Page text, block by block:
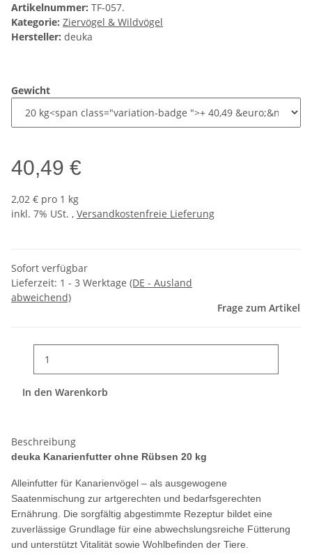
Artikelnummer: TF-057.
Kategorie: Ziervögel & Wildvögel
Hersteller: deuka
Gewicht
40,49 €
2,02 € pro 1 kg
inkl. 7% USt. , Versandkostenfreie Lieferung
Sofort verfügbar
Lieferzeit: 1 - 3 Werktage (DE - Ausland
abweichend)
Frage zum Artikel
In den Warenkorb
Beschreibung
deuka Kanarienfutter ohne Rübsen 20 kg
Alleinfutter für Kanarienvögel – als ausgewogene
Saatenmischung zur artgerechten und bedarfsgerechten
Ernährung. Die sorgfältig abgestimmte Rezeptur bildet eine
zuverlässige Grundlage für eine abwechslungsreiche Fütterung
und unterstützt Vitalität sowie Wohlbefinden der Tiere.